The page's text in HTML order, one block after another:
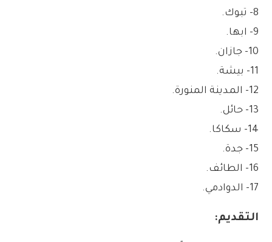
8- تبوك.
9- ابها.
10- جازان.
11- بيشة.
12- المدينة المنورة.
13- حائل.
14- سكاكا.
15- جدة.
16- الطائف.
17- الدوادمي.
التقديم: